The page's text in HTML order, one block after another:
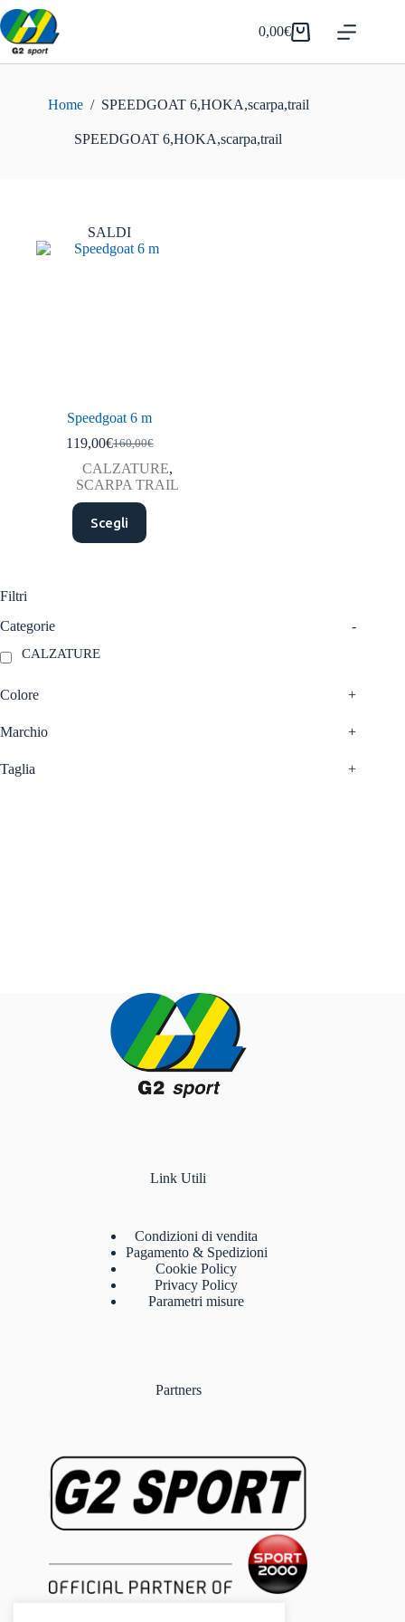
Salta
al
contenuto
Carrello
0,00€
Home / SPEEDGOAT 6,HOKA,scarpa,trail
SPEEDGOAT 6,HOKA,scarpa,trail
SALDI
Speedgoat 6 m
160,00€
Il
prezzo
originale
era:
160,00€.
119,00€Il
prezzo
attuale
è:
119,00€.
CALZATURE,
SCARPA TRAIL
Scegli
Questo
prodotto
ha
Filtri
Categorie
-
CALZATURE
Colore +
Marchio +
Taglia +
Link Utili
Condizioni di vendita
Pagamento & Spedizioni
Cookie Policy
Privacy Policy
Parametri misure
Partners